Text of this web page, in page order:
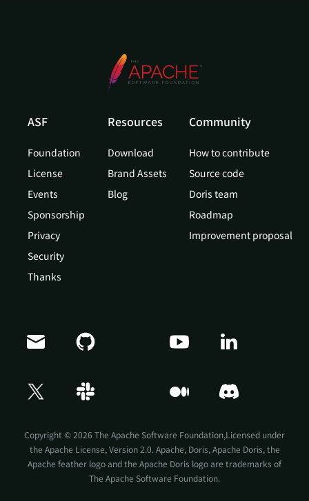
ASF
Foundation
License
Events
Sponsorship
Privacy
Security
Thanks
Resources
Download
Brand Assets
Blog
Community
How to contribute
Source code
Doris team
Roadmap
Improvement proposal
Copyright © 2026 The Apache Software Foundation,Licensed under
the Apache License, Version 2.0. Apache, Doris, Apache Doris, the
Apache feather logo and the Apache Doris logo are trademarks of
The Apache Software Foundation.
Doris Summit 26